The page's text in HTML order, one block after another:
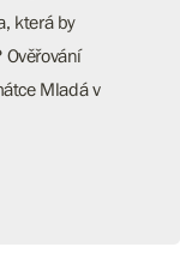
která by
Mladá v